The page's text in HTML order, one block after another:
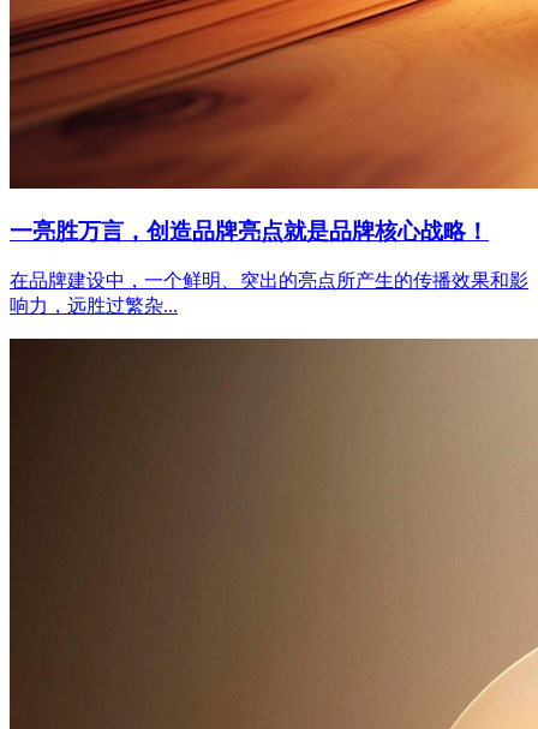
一亮胜万言，创造品牌亮点就是品牌核心战略！
在品牌建设中，一个鲜明、突出的亮点所产生的传播效果和影
响力，远胜过繁杂...